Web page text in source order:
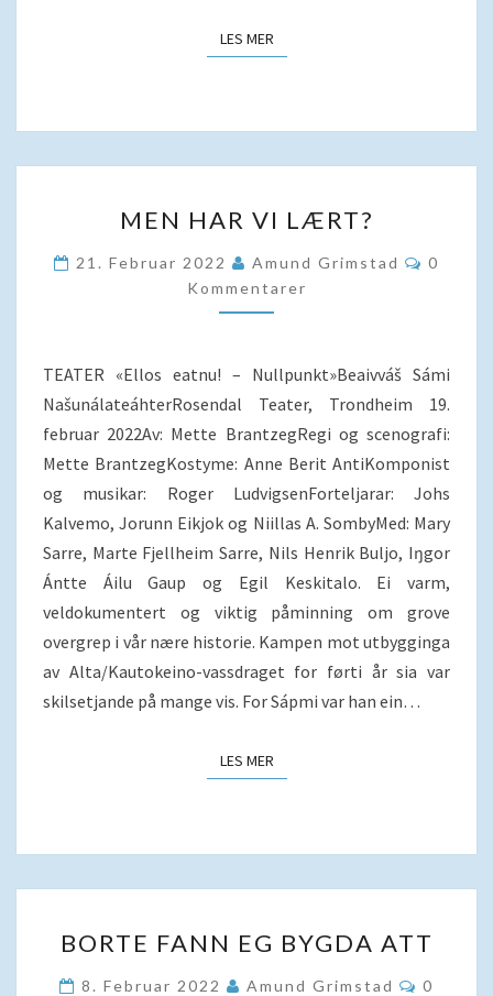
LES MERLES MER
HAR
VI
LÆRT?
MEN HAR VI LÆRT?
21. Februar 2022 Amund Grimstad
0
Kommentarer
TEATER «Ellos eatnu! – Nullpunkt»Beaivváš Sámi
NašunálateáhterRosendal Teater, Trondheim 19.
februar 2022Av: Mette BrantzegRegi og scenografi:
Mette BrantzegKostyme: Anne Berit AntiKomponist
og musikar: Roger LudvigsenForteljarar: Johs
Kalvemo, Jorunn Eikjok og Niillas A. SombyMed: Mary
Sarre, Marte Fjellheim Sarre, Nils Henrik Buljo, Iŋgor
Ántte Áilu Gaup og Egil Keskitalo. Ei varm,
veldokumentert og viktig påminning om grove
overgrep i vår nære historie. Kampen mot utbygginga
av Alta/Kautokeino-vassdraget for førti år sia var
skilsetjande på mange vis. For Sápmi var han ein…
LES MERLES MER
FANN
EG
BORTE FANN EG BYGDA ATT
8. Februar 2022 Amund Grimstad
0